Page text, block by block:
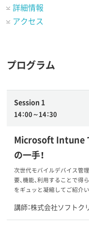
詳細情報
アクセス
プログラム
Session 1
14：00～14：30
Microsoft Intune
の一手！
次世代モバイルデバイス管
要、機能、利用することで
をギュッと凝縮してご紹介い
講師：株式会社ソフトク